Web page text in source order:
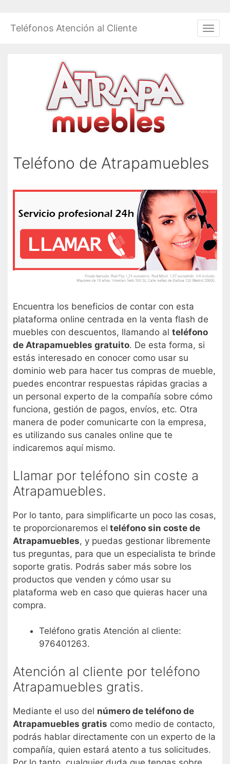
contenido
Teléfonos Atención al Cliente
Teléfono de Atrapamuebles
Encuentra los beneficios de contar con esta
plataforma online centrada en la venta flash de
muebles con descuentos, llamando al teléfono
de Atrapamuebles gratuito. De esta forma, si
estás interesado en conocer como usar su
dominio web para hacer tus compras de mueble,
puedes encontrar respuestas rápidas gracias a
un personal experto de la compañía sobre cómo
funciona, gestión de pagos, envíos, etc. Otra
manera de poder comunicarte con la empresa,
es utilizando sus canales online que te
indicaremos aquí mismo.
Llamar por teléfono sin coste a
Atrapamuebles.
Por lo tanto, para simplificarte un poco las cosas,
te proporcionaremos el teléfono sin coste de
Atrapamuebles, y puedas gestionar libremente
tus preguntas, para que un especialista te brinde
soporte gratis. Podrás saber más sobre los
productos que venden y cómo usar su
plataforma web en caso que quieras hacer una
compra.
Teléfono gratis Atención al cliente:
976401263.
Atención al cliente por teléfono
Atrapamuebles gratis.
Mediante el uso del número de teléfono de
Atrapamuebles gratis como medio de contacto,
podrás hablar directamente con un experto de la
compañía, quien estará atento a tus solicitudes.